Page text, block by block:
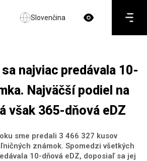
Slovenčina
najviac predávala 10-
Najväčší podiel na
však 365-dňová eDZ
sme predali 3 466 327 kusov
známok. Spomedzi všetkých
10-dňová eDZ, doposiaľ sa jej